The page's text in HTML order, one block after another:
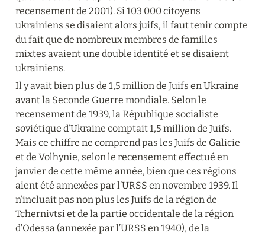
recensement de 2001). Si 103 000 citoyens
ukrainiens se disaient alors juifs, il faut tenir compte
du fait que de nombreux membres de familles
mixtes avaient une double identité et se disaient
ukrainiens.
Il y avait bien plus de 1,5 million de Juifs en Ukraine
avant la Seconde Guerre mondiale. Selon le
recensement de 1939, la République socialiste
soviétique d’Ukraine comptait 1,5 million de Juifs.
Mais ce chiffre ne comprend pas les Juifs de Galicie
et de Volhynie, selon le recensement effectué en
janvier de cette même année, bien que ces régions
aient été annexées par l’URSS en novembre 1939. Il
n’incluait pas non plus les Juifs de la région de
Tchernivtsi et de la partie occidentale de la région
d’Odessa (annexée par l’URSS en 1940), de la